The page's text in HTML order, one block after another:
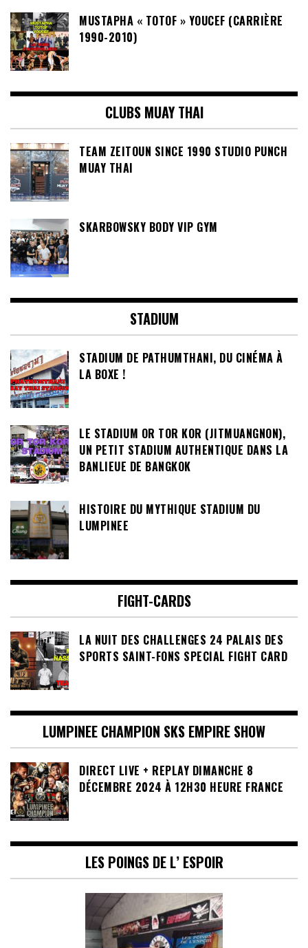
MUSTAPHA « TOTOF » YOUCEF (CARRIÈRE
1990-2010)
CLUBS MUAY THAI
TEAM ZEITOUN SINCE 1990 STUDIO PUNCH
MUAY THAI
SKARBOWSKY BODY VIP GYM
STADIUM
STADIUM DE PATHUMTHANI, DU CINÉMA À
LA BOXE !
LE STADIUM OR TOR KOR (JITMUANGNON),
UN PETIT STADIUM AUTHENTIQUE DANS LA
BANLIEUE DE BANGKOK
HISTOIRE DU MYTHIQUE STADIUM DU
LUMPINEE
FIGHT-CARDS
LA NUIT DES CHALLENGES 24 PALAIS DES
SPORTS SAINT-FONS SPECIAL FIGHT CARD
LUMPINEE CHAMPION SKS EMPIRE SHOW
DIRECT LIVE + REPLAY DIMANCHE 8
DÉCEMBRE 2024 À 12H30 HEURE FRANCE
LES POINGS DE L’ ESPOIR